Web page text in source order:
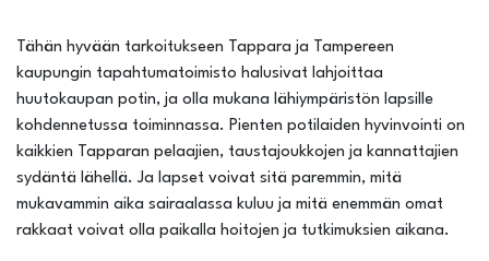
Tähän hyvään tarkoitukseen Tappara ja Tampereen
kaupungin tapahtumatoimisto halusivat lahjoittaa
huutokaupan potin, ja olla mukana lähiympäristön lapsille
kohdennetussa toiminnassa. Pienten potilaiden hyvinvointi on
kaikkien Tapparan pelaajien, taustajoukkojen ja kannattajien
sydäntä lähellä. Ja lapset voivat sitä paremmin, mitä
mukavammin aika sairaalassa kuluu ja mitä enemmän omat
rakkaat voivat olla paikalla hoitojen ja tutkimuksien aikana.